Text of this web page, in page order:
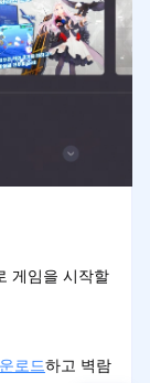
게임을 시작할
로드하고 벽람